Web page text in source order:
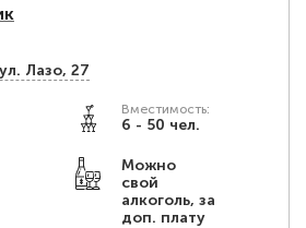
Лазо, 27
Вместимость:
6 - 50 чел.
Можно
свой
алкоголь, за
доп. плату